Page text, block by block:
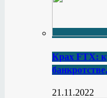
Крах FTX:
21.11.2022